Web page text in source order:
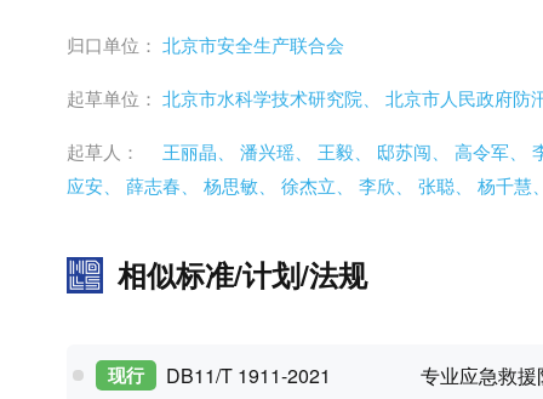
归口单位： 北京市安全生产联合会
起草单位： 北京市水科学技术研究院、 北京市人民政府防
起草人： 王丽晶、 潘兴瑶、 王毅、 邸苏闯、 高令军、
应安、 薛志春、 杨思敏、 徐杰立、 李欣、 张聪、 杨千慧
相似标准/计划/法规
现行 DB11/T 1911-2021 专业应急救